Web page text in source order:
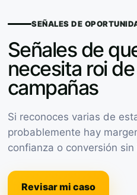
SEÑALES DE
Señales de
necesita roi
campañas
Si reconoces varias de
probablemente hay
confianza o conversión sin
Revisar mi caso